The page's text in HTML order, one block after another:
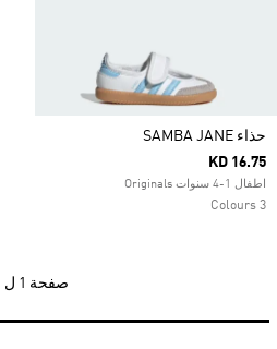
حذاء SAMBA JANE
KD 16.75
اطفال 1-4 سنوات Originals
3 Colours
صفحة 1 ل 1